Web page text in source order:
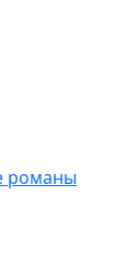
романы